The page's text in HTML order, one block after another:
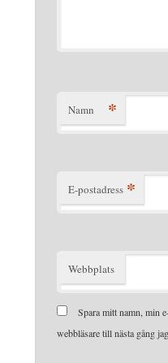
Namn *
E-postadress *
Webbplats
Spara mitt namn, min
webbläsare till nästa gång